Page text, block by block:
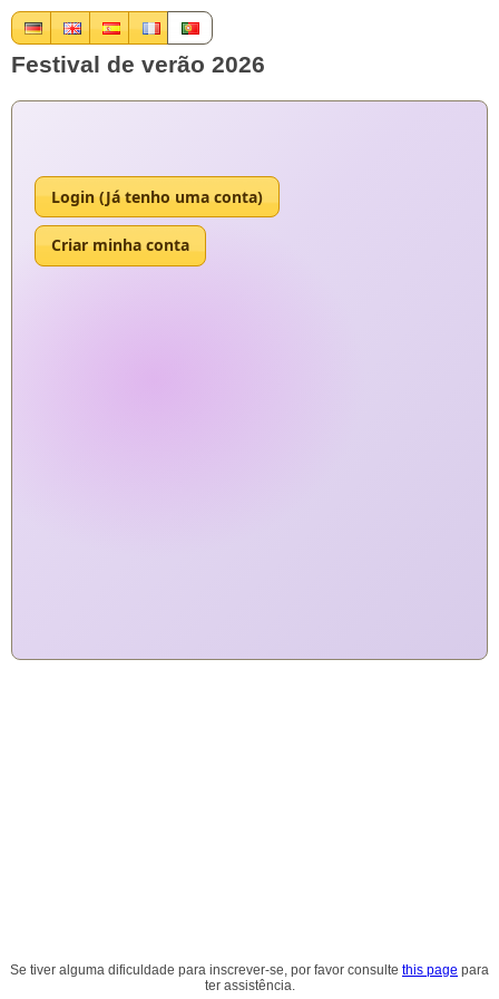
Festival de verão 2026
Se tiver alguma dificuldade para inscrever-se, por favor consulte this page para
ter assistência.